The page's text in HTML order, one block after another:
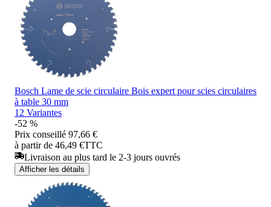
Bosch Lame de scie circulaire Bois expert pour scies circulaires
à table 30 mm
12 Variantes
-52 %
Prix conseillé 97,66 €
à partir de 46,49 €TTC
Livraison au plus tard le 2-3 jours ouvrés
Afficher les détails